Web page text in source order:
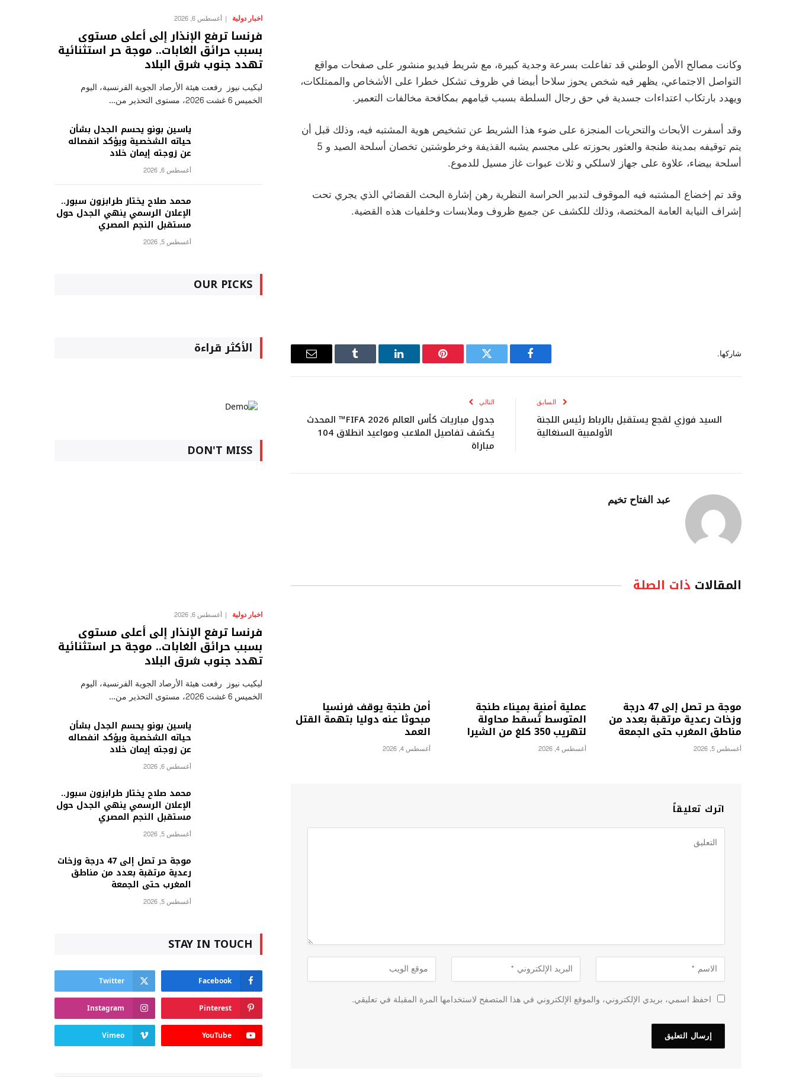
وكانت مصالح الأمن الوطني قد تفاعلت بسرعة وجدية كبيرة، مع شريط فيديو منشور على صفحات مواقع
التواصل الاجتماعي، يظهر فيه شخص يحوز سلاحا أبيضا في ظروف تشكل خطرا على الأشخاص والممتلكات،
ويهدد بارتكاب اعتداءات جسدية في حق رجال السلطة بسبب قيامهم بمكافحة مخالفات التعمير.
وقد أسفرت الأبحاث والتحريات المنجزة على ضوء هذا الشريط عن تشخيص هوية المشتبه فيه، وذلك قبل أن
يتم توقيفه بمدينة طنجة والعثور بحوزته على مجسم يشبه القذيفة وخرطوشتين تخصان أسلحة الصيد و 5
أسلحة بيضاء، علاوة على جهاز لاسلكي و ثلاث عبوات غاز مسيل للدموع.
وقد تم إخضاع المشتبه فيه الموقوف لتدبير الحراسة النظرية رهن إشارة البحث القضائي الذي يجري تحت
إشراف النيابة العامة المختصة، وذلك للكشف عن جميع ظروف وملابسات وخلفيات هذه القضية.
شاركها.
فيسبوك تويتر بينتيريستلينكدإن Tumblr
البريد
السابق
السيد فوزي لقجع يستقبل بالرباط رئيس اللجنة
الأولمبية السنغالية
التالي
جدول مباريات كأس العالم FIFA 2026™ المحدث
يكشف تفاصيل الملاعب ومواعيد انطلاق 104
مباراة
عبد الفتاح تخيم
المقالات ذات الصلة
موجة حر تصل إلى 47 درجة
وزخات رعدية مرتقبة بعدد من
مناطق المغرب حتى الجمعة
أغسطس 5, 2026
عملية أمنية بميناء طنجة
المتوسط تُسقط محاولة
لتهريب 350 كلغ من الشيرا
أغسطس 4, 2026
أمن طنجة يوقف فرنسيا
مبحوثا عنه دوليا بتهمة القتل
العمد
أغسطس 4, 2026
اترك تعليقاً
احفظ اسمي، بريدي الإلكتروني، والموقع الإلكتروني في هذا المتصفح لاستخدامها المرة المقبلة في تعليقي.
اخبار دولية أغسطس 6, 2026
فرنسا ترفع الإنذار إلى أعلى مستوى
بسبب حرائق الغابات.. موجة حر استثنائية
تهدد جنوب شرق البلاد
ليكيب نيوز رفعت هيئة الأرصاد الجوية الفرنسية، اليوم
الخميس 6 غشت 2026، مستوى التحذير من…
ياسين بونو يحسم الجدل بشأن
حياته الشخصية ويؤكد انفصاله
عن زوجته إيمان خلاد
أغسطس 6, 2026
محمد صلاح يختار طرابزون سبور..
الإعلان الرسمي ينهي الجدل حول
مستقبل النجم المصري
أغسطس 5, 2026
OUR PICKS
الأكثر قراءة
DON'T MISS
اخبار دولية أغسطس 6, 2026
فرنسا ترفع الإنذار إلى أعلى مستوى
بسبب حرائق الغابات.. موجة حر استثنائية
تهدد جنوب شرق البلاد
ليكيب نيوز رفعت هيئة الأرصاد الجوية الفرنسية، اليوم
الخميس 6 غشت 2026، مستوى التحذير من…
ياسين بونو يحسم الجدل بشأن
حياته الشخصية ويؤكد انفصاله
عن زوجته إيمان خلاد
أغسطس 6, 2026
محمد صلاح يختار طرابزون سبور..
الإعلان الرسمي ينهي الجدل حول
مستقبل النجم المصري
أغسطس 5, 2026
موجة حر تصل إلى 47 درجة وزخات
رعدية مرتقبة بعدد من مناطق
المغرب حتى الجمعة
أغسطس 5, 2026
STAY IN TOUCH
Facebook
Twitter
Pinterest
Instagram
YouTube
Vimeo